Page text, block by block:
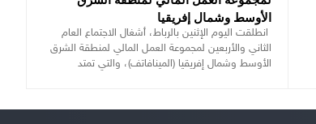
الأوسط وشمال إفريقيا
انطلقت اليوم الإثنين بالرباط، أشغال الاجتماع العام
الثاني والأربعين لمجموعة العمل المالي لمنطقة الشرق
الأوسط وشمال إفريقيا (المينافاتف)، والتي تمتد